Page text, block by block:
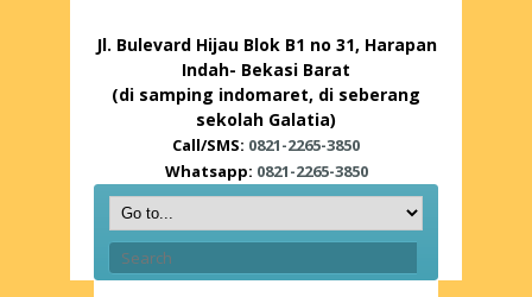
Jl. Bulevard Hijau Blok B1 no 31, Harapan
Indah- Bekasi Barat
(di samping indomaret, di seberang
sekolah Galatia)
Call/SMS: 0821-2265-3850
Whatsapp: 0821-2265-3850